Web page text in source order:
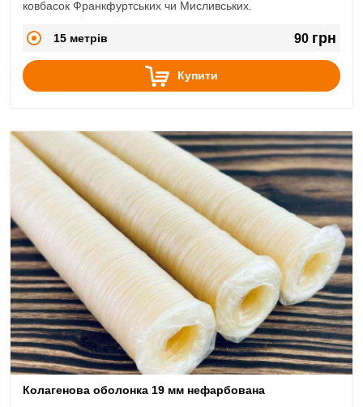
15 метрів 90 грн
Купити
Колагенова оболонка 19 мм нефарбована